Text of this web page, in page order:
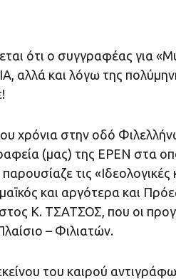
ότι ο συγγραφέας για
αλλά και λόγω της
χρόνια στην οδό
(μας) της ΕΡΕΝ στα
τις «Ιδεολογικές
και αργότερα και
Κ. ΤΣΑΤΣΟΣ, που οι
– Φιλιατών.
του καιρού